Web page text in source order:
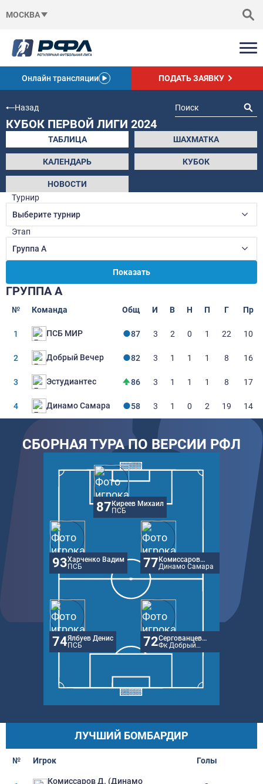
МОСКВА
Онлайн трансляции ПОДАТЬ ЗАЯВКУ
Назад
КУБОК ПЕРВОЙ ЛИГИ 2024
ТАБЛИЦА ШАХМАТКА
КАЛЕНДАРЬ КУБОК
НОВОСТИ
Турнир
Выберите турнир
Этап
Группа А
Показать
ГРУППА А
№ Команда Общ И В Н П Г Пр
1 ПСБ МИР 87 3 2 0 1 22 10
2 Добрый Вечер 82 3 1 1 1 8 16
3 Эстудиантес 86 3 1 1 1 8 17
4 Динамо Самара 58 3 1 0 2 19 14
СБОРНАЯ ТУРА ПО ВЕРСИИ РФЛ
87Киреев Михаил
ПСБ
93Харченко Вадим
ПСБ
77Комиссаров
Денис
Динамо Самара
74Ялбуев Денис
ПСБ
72Сергованцев
Вадим
Фк Добрый
Вечер
ЛУЧШИЙ БОМБАРДИР
№ Игрок Голы
Комиссаров Д. (Динамо